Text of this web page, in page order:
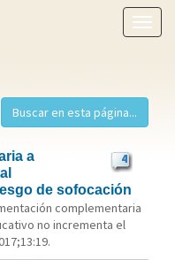
menú
4
a
de sofocación
complementaria
no incrementa el